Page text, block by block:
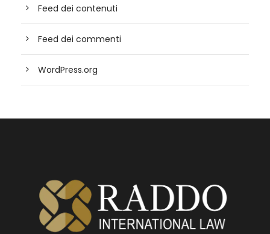
Feed dei contenuti
Feed dei commenti
WordPress.org